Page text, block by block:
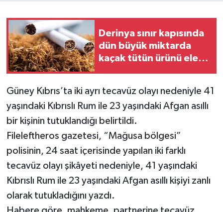
Derinya sınır kapısında
dün büyük miktarda
kaçak tütün ürünü ele
Güney Kıbrıs’ta iki ayrı tecavüz olayı nedeniyle 41
yaşındaki Kıbrıslı Rum ile 23 yaşındaki Afgan asıllı
bir kişinin tutuklandığı belirtildi.
Fileleftheros gazetesi, “Mağusa bölgesi”
polisinin, 24 saat içerisinde yapılan iki farklı
tecavüz olayı şikâyeti nedeniyle, 41 yaşındaki
Kıbrıslı Rum ile 23 yaşındaki Afgan asıllı kişiyi zanlı
olarak tutukladığını yazdı.